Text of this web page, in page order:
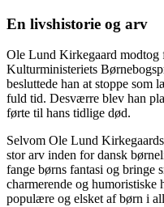
En livshistorie og arv
Ole Lund Kirkegaard modtog
Kulturministeriets
besluttede han at stoppe som
fuld tid. Desværre blev han
førte til hans tidlige død.
Selvom Ole Lund
stor arv inden for dansk
fange børns fantasi og bringe
charmerende og humoristiske
populære og elsket af børn i